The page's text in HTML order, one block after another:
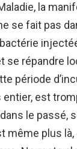
la
se fait pas
se répandre
période
entier, est
le passé,
même plus